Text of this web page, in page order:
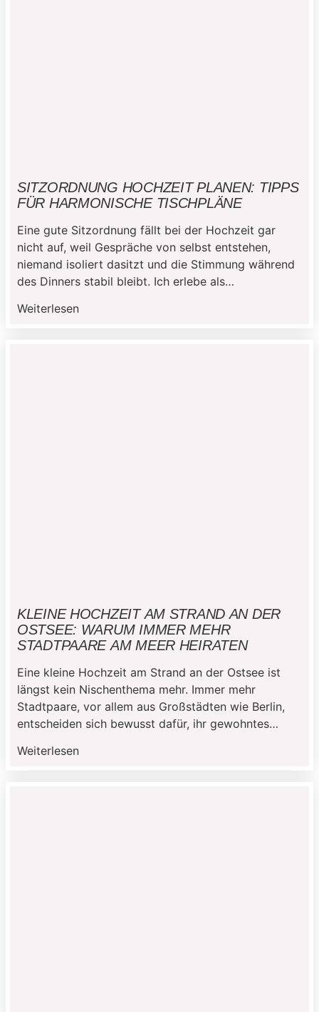
SITZORDNUNG HOCHZEIT PLANEN: TIPPS
FÜR HARMONISCHE TISCHPLÄNE
Eine gute Sitzordnung fällt bei der Hochzeit gar
nicht auf, weil Gespräche von selbst entstehen,
niemand isoliert dasitzt und die Stimmung während
des Dinners stabil bleibt. Ich erlebe als
Brautpaare die Tischplanung unterschätzen oder zu
Weiterlesen
KLEINE HOCHZEIT AM STRAND AN DER
OSTSEE: WARUM IMMER MEHR
STADTPAARE AM MEER HEIRATEN
Eine kleine Hochzeit am Strand an der Ostsee ist
längst kein Nischenthema mehr. Immer mehr
Stadtpaare, vor allem aus Großstädten wie Berlin,
entscheiden sich bewusst dafür, ihr gewohntes
Wunsch nach Klarheit, weniger Ablenkung und einem
Weiterlesen